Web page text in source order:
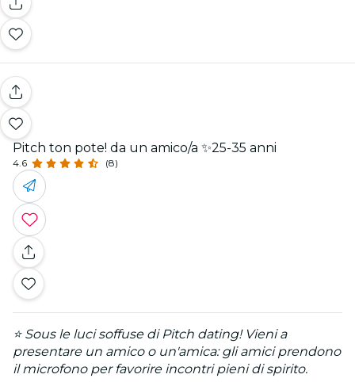
Pitch ton pote! da un amico/a ✨25-35 anni
4.6 (8)
⭐ Sous le luci soffuse di Pitch dating! Vieni a
presentare un amico o un'amica: gli amici prendono
il microfono per favorire incontri pieni di spirito.